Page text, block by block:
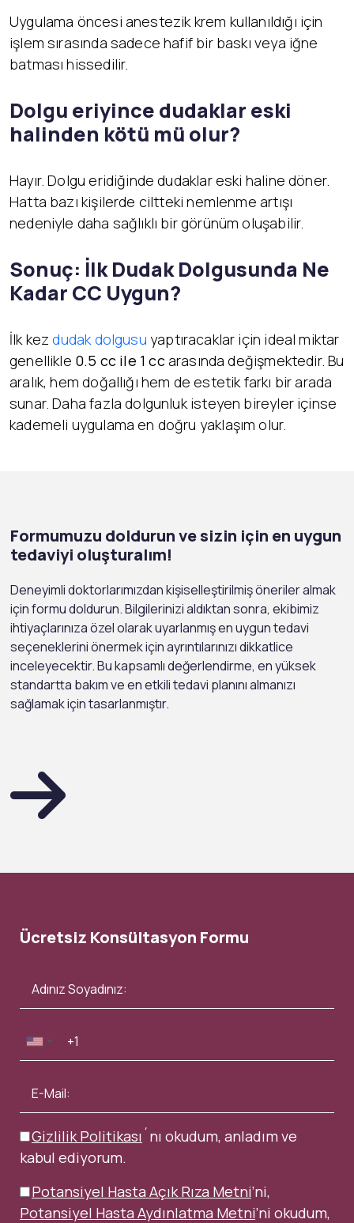
Uygulama öncesi anestezik krem kullanıldığı için
işlem sırasında sadece hafif bir baskı veya iğne
batması hissedilir.
Dolgu eriyince dudaklar eski
halinden kötü mü olur?
Hayır. Dolgu eridiğinde dudaklar eski haline döner.
Hatta bazı kişilerde ciltteki nemlenme artışı
nedeniyle daha sağlıklı bir görünüm oluşabilir.
Sonuç: İlk Dudak Dolgusunda Ne
Kadar CC Uygun?
İlk kezdudak dolgusu yaptıracaklar için ideal miktar
genellikle 0.5 cc ile 1 ccarasında değişmektedir. Bu
aralık, hem doğallığı hem de estetik farkı bir arada
sunar. Daha fazla dolgunluk isteyen bireyler içinse
kademeli uygulama en doğru yaklaşım olur.
Formumuzu doldurun ve sizin için en uygun
tedaviyi oluşturalım!
Deneyimli doktorlarımızdan kişiselleştirilmiş öneriler almak
için formu doldurun. Bilgilerinizi aldıktan sonra, ekibimiz
ihtiyaçlarınıza özel olarak uyarlanmış en uygun tedavi
seçeneklerini önermek için ayrıntılarınızı dikkatlice
inceleyecektir. Bu kapsamlı değerlendirme, en yüksek
standartta bakım ve en etkili tedavi planını almanızı
sağlamak için tasarlanmıştır.
Ücretsiz Konsültasyon Formu
Gizlilik Politikası ´nı okudum, anladım ve
kabul ediyorum.
Potansiyel Hasta Açık Rıza Metni’ni,
Potansiyel Hasta Aydınlatma Metni’ni okudum,